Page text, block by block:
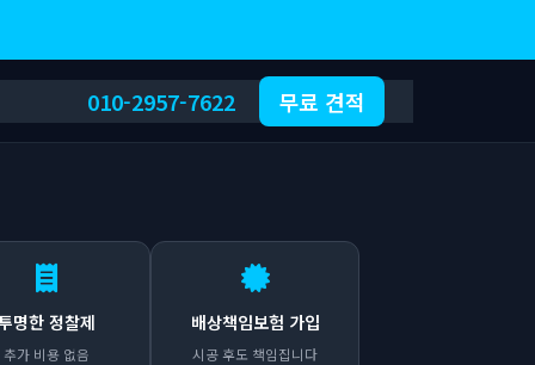
010-2957-7622 무료 견적
명한 정찰제
추가 비용 없음
배상책임보험 가입
시공 후도 책임집니다